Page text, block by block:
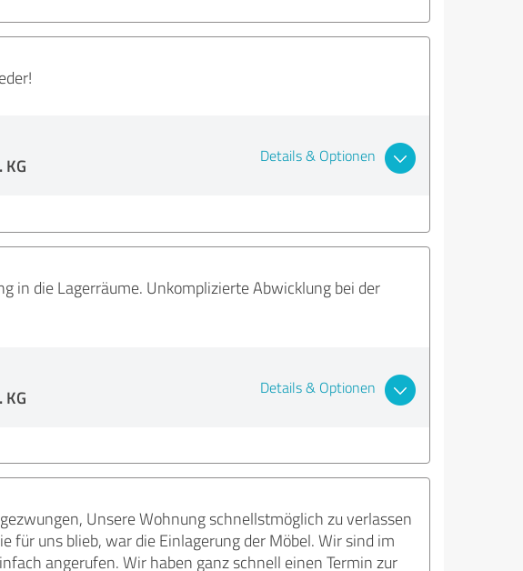
Details & Optionen
in die Lagerräume. Unkomplizierte Abwicklung bei der
Details & Optionen
Unsere Wohnung schnellstmöglich zu verlassen
für uns blieb, war die Einlagerung der Möbel. Wir sind im
angerufen. Wir haben ganz schnell einen Termin zur